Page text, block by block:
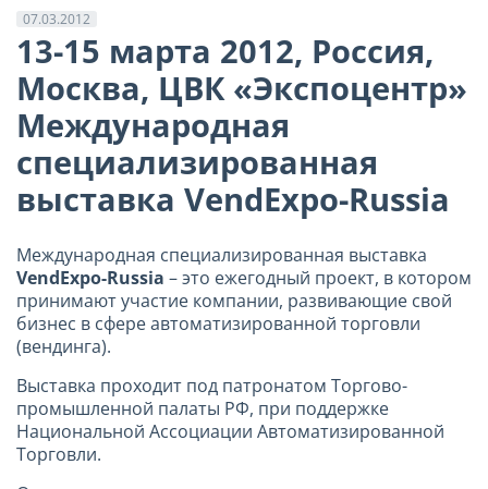
07.03.2012
13-15 марта 2012, Россия,
Москва, ЦВК «Экспоцентр»
Международная
специализированная
выставка VendExpo-Russia
Международная специализированная выставка
VendExpo-Russia – это ежегодный проект, в котором
принимают участие компании, развивающие свой
бизнес в сфере автоматизированной торговли
(вендинга).
Выставка проходит под патронатом Торгово-
промышленной палаты РФ, при поддержке
Национальной Ассоциации Автоматизированной
Торговли.